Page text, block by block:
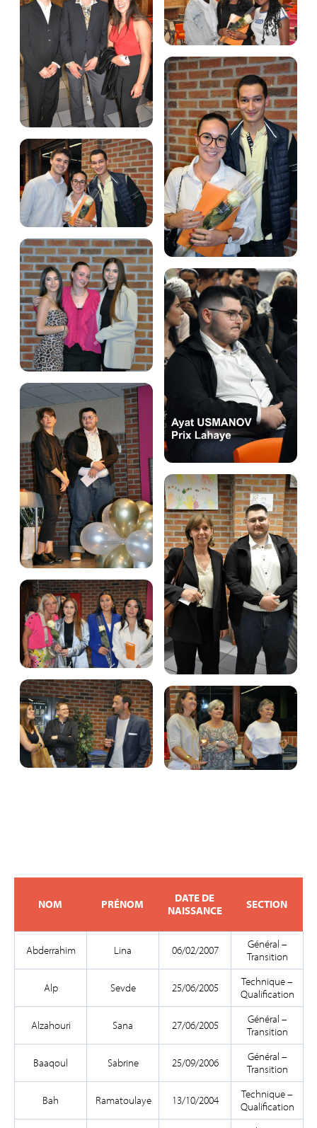
NOM PRÉNOM
DATE DE
NAISSANCE
SECTION
Abderrahim Lina 06/02/2007
Général –
Transition
Alp Sevde 25/06/2005
Technique –
Qualification
Alzahouri Sana 27/06/2005
Général –
Transition
Baaqoul Sabrine 25/09/2006
Général –
Transition
Bah Ramatoulaye 13/10/2004
Technique –
Qualification